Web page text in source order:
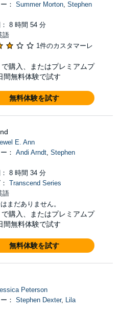
： Summer Morton, Stephen
8 時間 54 分
語
1件のカスタマーレ
で購入、またはプレミアムプ
間無料体験で試す
無料体験を試す
E. Ann
： Andi Arndt, Stephen
8 時間 34 分
Transcend Series
語
まだありません。
で購入、またはプレミアムプ
間無料体験で試す
無料体験を試す
Peterson
： Stephen Dexter, Lila